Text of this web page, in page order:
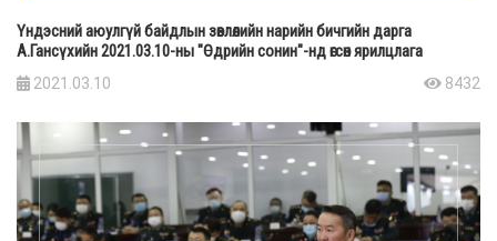
Үндэсний аюулгүй байдлын зөвлөлийн нарийн бичгийн дарга
А.Гансүхийн 2021.03.10-ны "Өдрийн сонин"-нд өгсөн ярилцлага
2021.03.10 8432